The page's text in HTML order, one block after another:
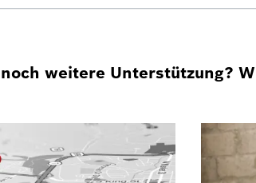
weitere Unterstützung?